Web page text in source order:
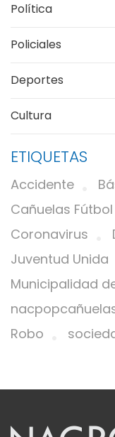
Política
Policiales
Deportes
Cultura
ETIQUETAS
Accidente
Cañuelas
Coronavirus
Juventud Unida
Municipalidad
Robo